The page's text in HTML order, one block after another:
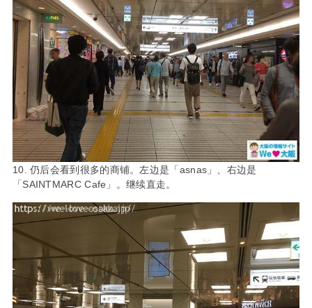
10. 仍后会看到很多的商铺。左边是「asnas」、右边是
「SAINTMARC Cafe」。继续直走。